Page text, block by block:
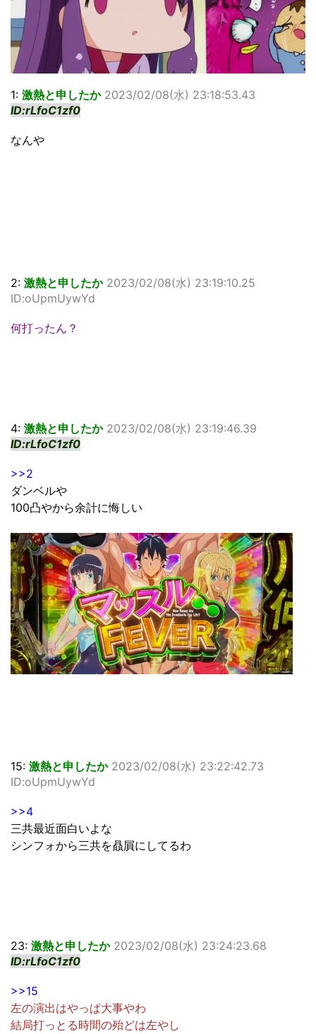
1: 激熱と申したか 2023/02/08(水) 23:18:53.43
ID:rLfoC1zf0
なんや
2: 激熱と申したか 2023/02/08(水) 23:19:10.25
ID:oUpmUywYd
何打ったん？
4: 激熱と申したか 2023/02/08(水) 23:19:46.39
ID:rLfoC1zf0
>>2
ダンベルや
100凸やから余計に悔しい
15: 激熱と申したか 2023/02/08(水) 23:22:42.73
ID:oUpmUywYd
>>4
三共最近面白いよな
シンフォから三共を贔屓にしてるわ
23: 激熱と申したか 2023/02/08(水) 23:24:23.68
ID:rLfoC1zf0
>>15
左の演出はやっぱ大事やわ
結局打っとる時間の殆どは左やし